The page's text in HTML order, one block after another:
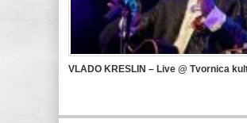
VLADO KRESLIN – Live @ Tvornica